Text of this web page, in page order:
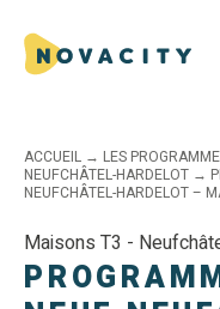
ACCUEIL → LES
NEUFCHÂTEL-HARDELOT →
NEUFCHÂTEL-HARDELOT –
Maisons T3 -